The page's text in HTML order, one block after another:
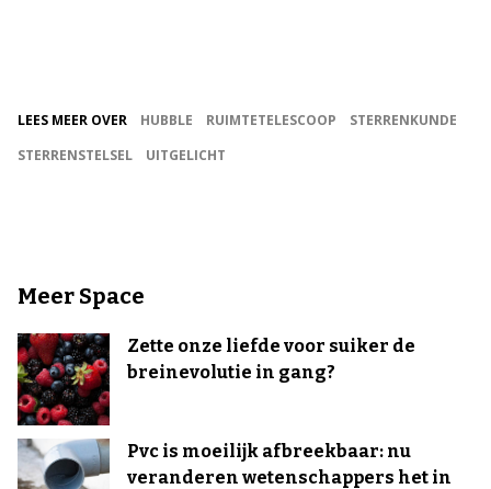
LEES MEER OVER HUBBLE RUIMTETELESCOOP
STERRENKUNDE
STERRENSTELSEL
UITGELICHT
Meer Space
Zette onze liefde voor suiker de
breinevolutie in gang?
Pvc is moeilijk afbreekbaar: nu
veranderen wetenschappers het in